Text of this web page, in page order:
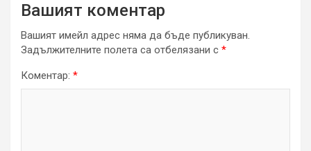
Вашият коментар
Вашият имейл адрес няма да бъде публикуван.
Задължителните полета са отбелязани с *
Коментар: *